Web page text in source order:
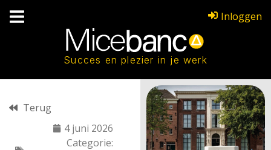
Inloggen
Succes en plezier in je werk
Terug
4 juni 2026
Categorie: